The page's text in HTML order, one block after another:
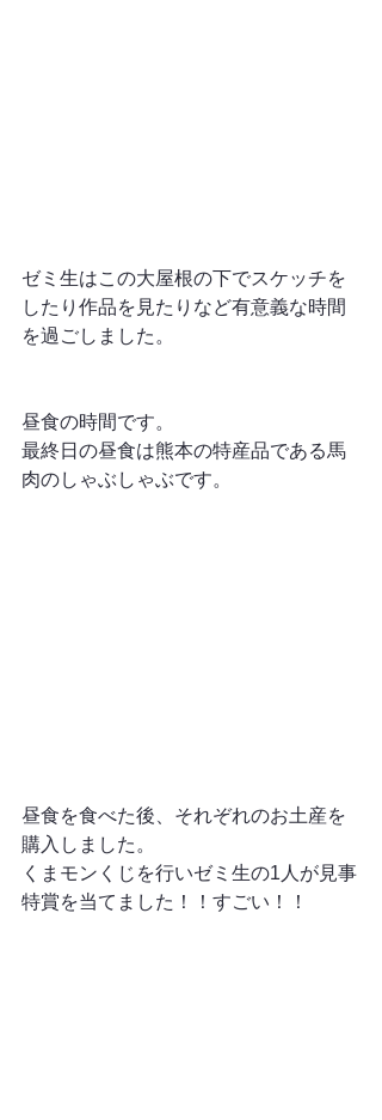
ゼミ生はこの大屋根の下でスケッチを
したり作品を見たりなど有意義な時間
を過ごしました。
昼食の時間です。
最終日の昼食は熊本の特産品である馬
肉のしゃぶしゃぶです。
昼食を食べた後、それぞれのお土産を
購入しました。
くまモンくじを行いゼミ生の1人が見事
特賞を当てました！！すごい！！